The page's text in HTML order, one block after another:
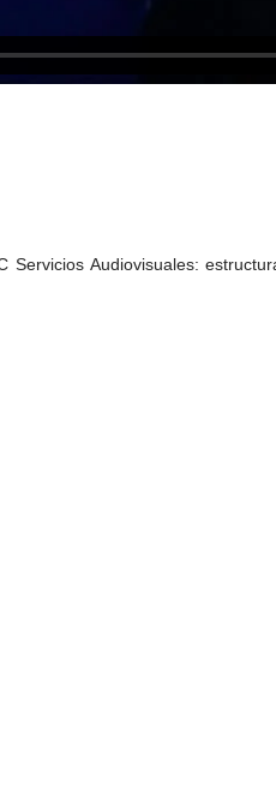
Audiovisuales: